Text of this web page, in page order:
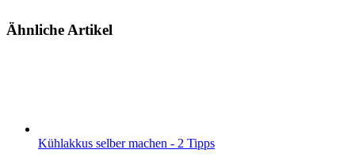
Ähnliche Artikel
Kühlakkus selber machen - 2 Tipps